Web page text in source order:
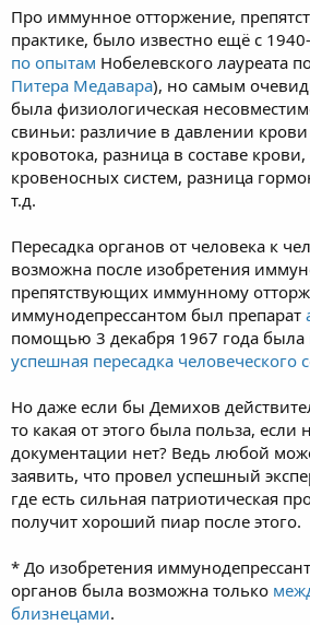
https://rustransplant.com/demixov-istoriya-
mirovoj-transplantologii/
Про иммунное отторжение,
практике, было известно ещё с
по опытам Нобелевского лауреата
Питера Медавара), но самым
была физиологическая
свиньи: различие в давлении крови
кровотока, разница в составе
кровеносных систем, разница
т.д.
Пересадка органов от человека к
возможна после изобретения
препятствующих иммунному
иммунодепрессантом был препарат
помощью 3 декабря 1967 года была
успешная пересадка человеческого
Но даже если бы Демихов
то какая от этого была польза, если
документации нет? Ведь любой
заявить, что провел успешный
где есть сильная патриотическая
получит хороший пиар после этого.
* До изобретения
органов была возможна только
близнецами.